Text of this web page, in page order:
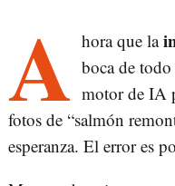
A hora que la
boca de
motor de IA
fotos de “salmón
esperanza. El error es